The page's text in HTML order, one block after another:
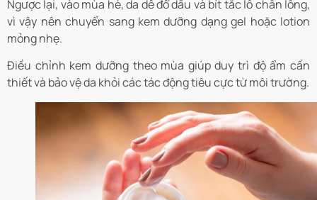
Ngược lại, vào mùa hè, da dễ đổ dầu và bít tắc lỗ chân lông,
vì vậy nên chuyển sang kem dưỡng dạng gel hoặc lotion
mỏng nhẹ.
Điều chỉnh kem dưỡng theo mùa giúp duy trì độ ẩm cần
thiết và bảo vệ da khỏi các tác động tiêu cực từ môi trường.